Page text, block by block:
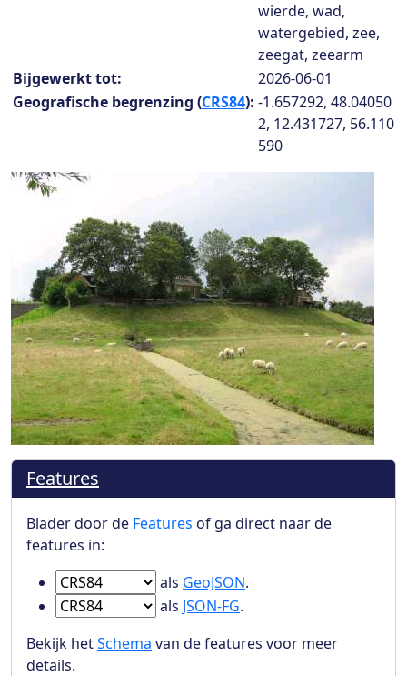
wierde, wad,
watergebied, zee,
zeegat, zeearm
Bijgewerkt tot:
2026-06-01
Geografische begrenzing (CRS84): -1.657292, 48.04050
2, 12.431727, 56.110
590
Features
Blader door de Features of ga direct naar de
features in:
Ga naar Features in
als GeoJSON.
Ga naar Features in
als JSON-FG.
Bekijk hetSchema van de features voor meer
details.